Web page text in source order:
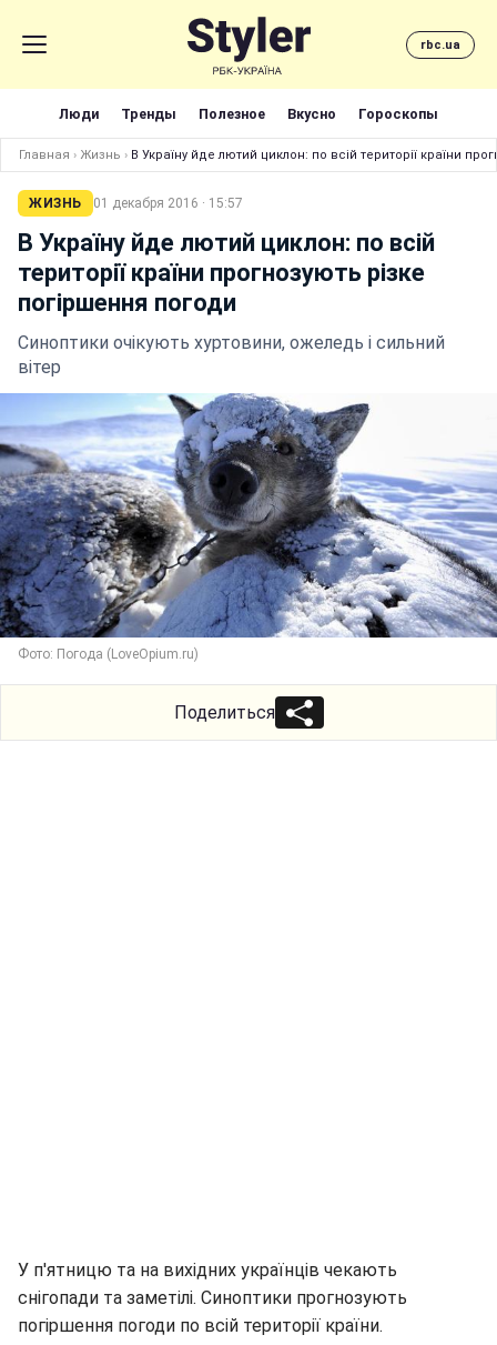
rbc.ua
Люди Тренды Полезное Вкусно Гороскопы
Главная › Жизнь › В Україну йде лютий циклон: по всій території країни
ЖИЗНЬ 01 декабря 2016 · 15:57
В Україну йде лютий циклон: по всій
території країни прогнозують різке
погіршення погоди
Синоптики очікують хуртовини, ожеледь і сильний
вітер
Фото: Погода (LoveOpium.ru)
Поделиться
У п'ятницю та на вихідних українців чекають
снігопади та заметілі. Синоптики прогнозують
погіршення погоди по всій території країни.